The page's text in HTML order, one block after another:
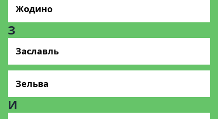
Жодино
З
Заславль
Зельва
И